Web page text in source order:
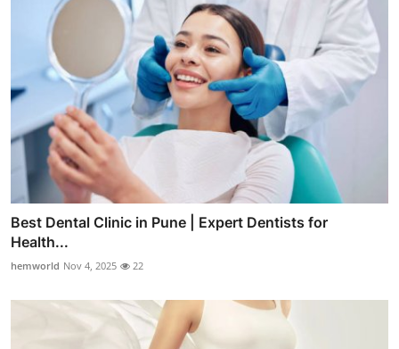
Best Dental Clinic in Pune | Expert Dentists for
Health...
hemworld Nov 4, 2025 22